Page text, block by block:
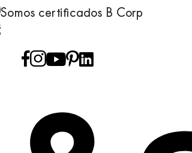
Somos certificados B Corp
Ir para a página de
Ir para a página de
Ir para a página de
Ir para a página
Ir para a